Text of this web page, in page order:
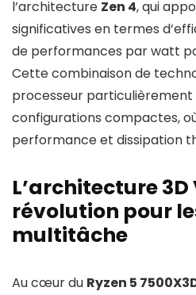
l’architecture Zen 4, qui
significatives en termes
de performances par watt
Cette combinaison de
processeur particulièrement
configurations compactes,
performance et dissipation
L’architecture 3D
révolution pour
multitâche
Au cœur du Ryzen 5